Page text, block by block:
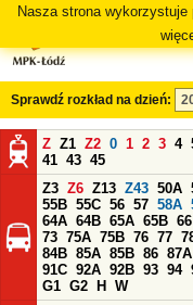
Nasza strona
Sprawdź rozkład na dzień:
Z Z1 Z2 0 1 2 3 4
41 43 45
Z3 Z6 Z13 Z43 50A
55B 55C 56 57 58A
64A 64B 65A 65B 66
73 75A 75B 76 77
84B 85A 85B 86 87A
91C 92A 92B 93 94
G1 G2 H
W